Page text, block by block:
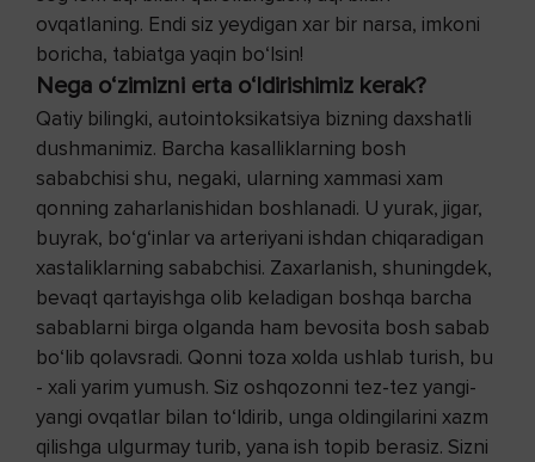
ovqatlaning. Endi siz yeydigan xar bir narsa, imkoni
boricha, tabiatga yaqin bo‘lsin!
Nega o‘zimizni erta o‘ldirishimiz kerak?
Qatiy bilingki, autointoksikatsiya bizning daxshatli
dushmanimiz. Barcha kasalliklarning bosh
sababchisi shu, negaki, ularning xammasi xam
qonning zaharlanishidan boshlanadi. U yurak, jigar,
buyrak, bo‘g‘inlar va arteriyani ishdan chiqaradigan
xastaliklarning sababchisi. Zaxarlanish, shuningdek,
bevaqt qartayishga olib keladigan boshqa barcha
sabablarni birga olganda ham bevosita bosh sabab
bo‘lib qolavsradi. Qonni toza xolda ushlab turish, bu
- xali yarim yumush. Siz oshqozonni tez-tez yangi-
yangi ovqatlar bilan to‘ldirib, unga oldingilarini xazm
qilishga ulgurmay turib, yana ish topib berasiz. Sizni